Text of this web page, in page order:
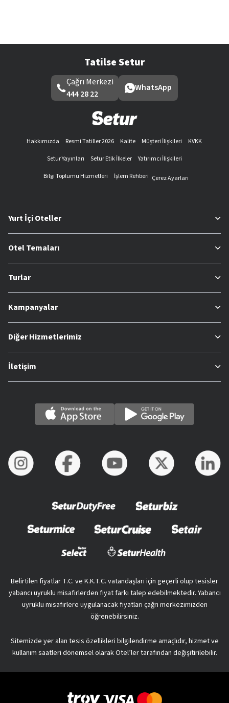
Tatilse Setur
Çağrı Merkezi
444 28 22
WhatsApp
Hakkımızda Resmi Tatiller 2026 Kalite Müşteri İlişkileri
KVKK
Setur Yayınları
Setur Etik İlkeler
Yatırımcı İlişkileri
Bilgi Toplumu Hizmetleri
İşlem Rehberi Çerez Ayarları
Yurt İçi Oteller
Otel Temaları
Turlar
Kampanyalar
Diğer Hizmetlerimiz
İletişim
Belirtilen fiyatlar T.C. ve K.K.T.C. vatandaşları için geçerli olup tesisler
yabancı uyruklu misafirlerden fiyat farkı talep edebilmektedir. Yabancı
uyruklu misafirlere uygulanacak fiyatları çağrı merkezimizden
öğrenebilirsiniz.
Sitemizde yer alan tesis özellikleri bilgilendirme amaçlıdır, hizmet ve
kullanım saatleri dönemsel olarak Otel’ler tarafından değişitirilebilir.